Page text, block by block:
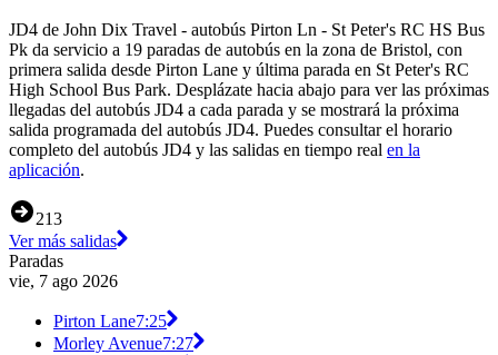
JD4 de John Dix Travel - autobús Pirton Ln - St Peter's RC HS Bus
Pk da servicio a 19 paradas de autobús en la zona de Bristol, con
primera salida desde Pirton Lane y última parada en St Peter's RC
High School Bus Park. Desplázate hacia abajo para ver las próximas
llegadas del autobús JD4 a cada parada y se mostrará la próxima
salida programada del autobús JD4. Puedes consultar el horario
completo del autobús JD4 y las salidas en tiempo real en la
aplicación.
213
Ver más salidas
Paradas
vie, 7 ago 2026
Pirton Lane7:25
Morley Avenue7:27